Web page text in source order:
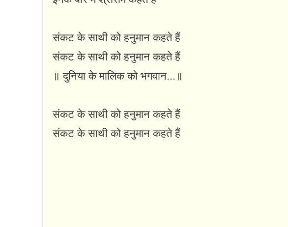
संकट के साथी को हनुमान कहते हैं
संकट के साथी को हनुमान कहते हैं
॥ दुनिया के मालिक को भगवान...॥
संकट के साथी को हनुमान कहते हैं
संकट के साथी को हनुमान कहते हैं